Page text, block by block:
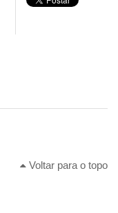
Voltar para o topo